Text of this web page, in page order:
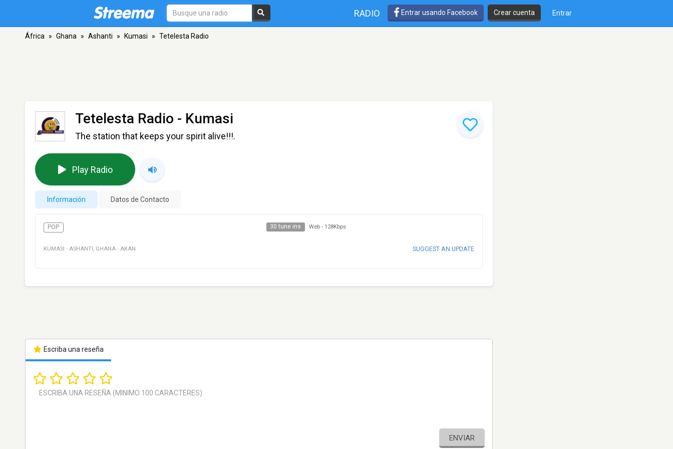
RADIO Entrar usando Facebook Crear cuenta Entrar
África » Ghana » Ashanti » Kumasi » Tetelesta Radio
Tetelesta Radio - Kumasi
The station that keeps your spirit alive!!!.
Play Radio
Información Datos de Contacto
POP 30 tune ins Web - 128Kbps
KUMASI · ASHANTI , GHANA · AKAN SUGGEST AN UPDATE
Escriba una reseña
ENVIAR